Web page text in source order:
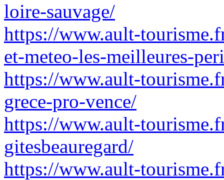
loire-sauvage/
https://www.ault-
et-meteo-les-meilleures-
https://www.ault-
grece-pro-vence/
https://www.ault-
gitesbeauregard/
https://www.ault-